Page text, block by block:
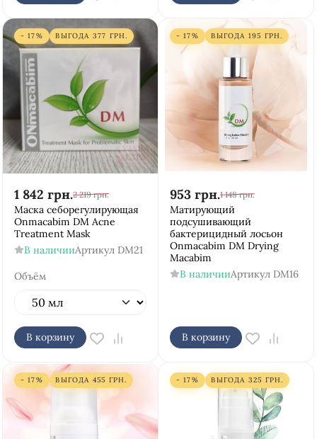
- 17% ВЫГОДА 377 ГРН.
1 842 грн.2 219 грн.
Маска себорегулирующая
Onmacabim DM Acne
Treatment Mask
В наличииАртикул DM21
Объём
В корзину
- 17% ВЫГОДА 195 ГРН.
953 грн.1 148 грн.
Матирующий
подсушивающий
бактерицидный лосьон
Onmacabim DM Drying
Macabim
В наличииАртикул DM16
В корзину
- 17% ВЫГОДА 455 ГРН. - 17% ВЫГОДА 325 ГРН.